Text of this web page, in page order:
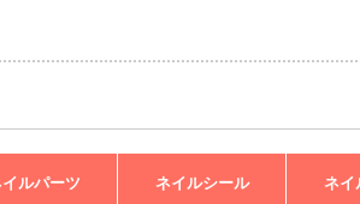
ルパーツ ネイルシール ネイ